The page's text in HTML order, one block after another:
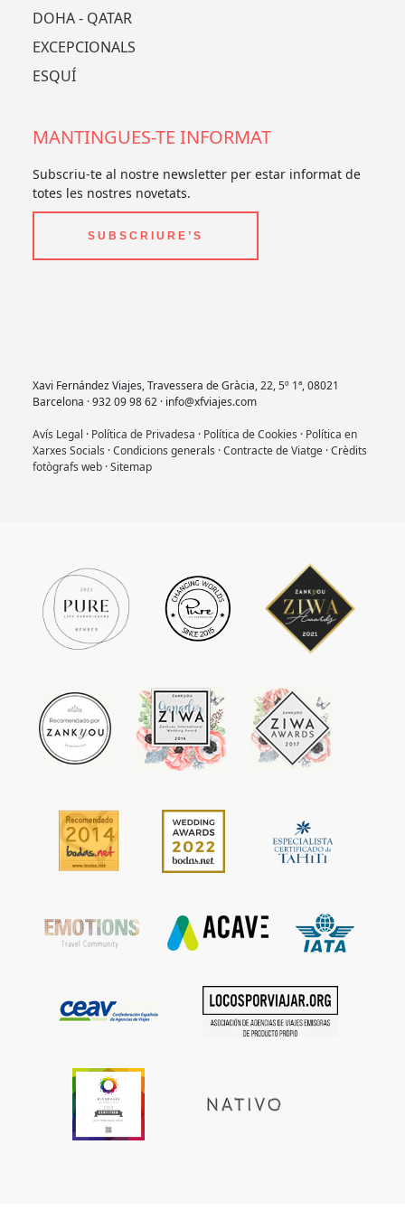
DOHA - QATAR
EXCEPCIONALS
ESQUÍ
MANTINGUES-TE INFORMAT
Subscriu-te al nostre newsletter per estar informat de
totes les nostres novetats.
SUBSCRIURE’S
Xavi Fernández Viajes, Travessera de Gràcia, 22, 5º 1ª, 08021
Barcelona · 932 09 98 62 · info@xfviajes.com
Avís Legal · Política de Privadesa · Política de Cookies · Política en
Xarxes Socials ·Condicions generals ·Contracte de Viatge·Crèdits
fotògrafs web·Sitemap